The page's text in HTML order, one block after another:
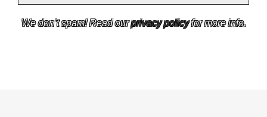
We don’t spam! Read ourprivacy policyfor more info.